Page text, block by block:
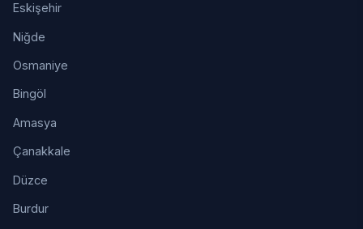
Eskişehir
Niğde
Osmaniye
Bingöl
Amasya
Çanakkale
Düzce
Burdur